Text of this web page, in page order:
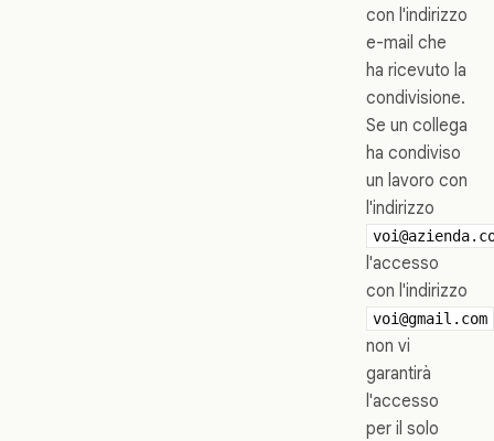
con l'indirizzo
e-mail che
ha ricevuto la
condivisione.
Se un collega
ha condiviso
un lavoro con
l'indirizzo
l'accesso
con l'indirizzo
voi@gmail.com
non vi
garantirà
l'accesso
per il solo